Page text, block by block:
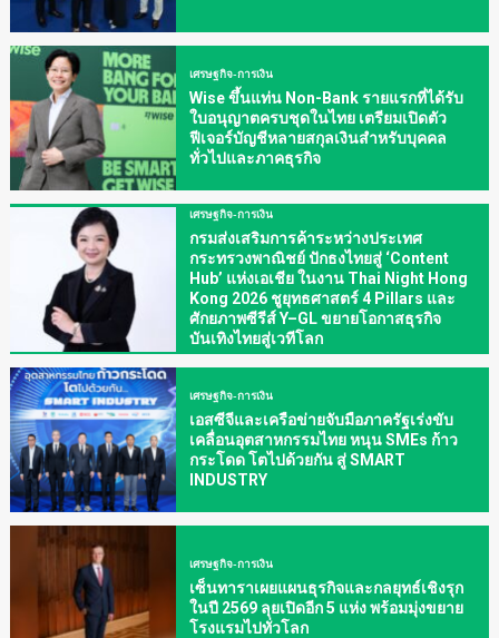
เศรษฐกิจ-การเงิน
Wise ขึ้นแท่น Non-Bank รายแรกที่ได้รับ
ใบอนุญาตครบชุดในไทย เตรียมเปิดตัว
ฟีเจอร์บัญชีหลายสกุลเงินสำหรับบุคคล
ทั่วไปและภาคธุรกิจ
เศรษฐกิจ-การเงิน
กรมส่งเสริมการค้าระหว่างประเทศ
กระทรวงพาณิชย์ ปักธงไทยสู่ ‘Content
Hub’ แห่งเอเชีย ในงาน Thai Night Hong
Kong 2026 ชูยุทธศาสตร์ 4 Pillars และ
ศักยภาพซีรีส์ Y–GL ขยายโอกาสธุรกิจ
บันเทิงไทยสู่เวทีโลก
เศรษฐกิจ-การเงิน
เอสซีจีและเครือข่ายจับมือภาครัฐเร่งขับ
เคลื่อนอุตสาหกรรมไทย หนุน SMEs ก้าว
กระโดด โตไปด้วยกัน สู่ SMART
INDUSTRY
เศรษฐกิจ-การเงิน
เซ็นทาราเผยแผนธุรกิจและกลยุทธ์เชิงรุก
ในปี 2569 ลุยเปิดอีก 5 แห่ง พร้อมมุ่งขยาย
โรงแรมไปทั่วโลก